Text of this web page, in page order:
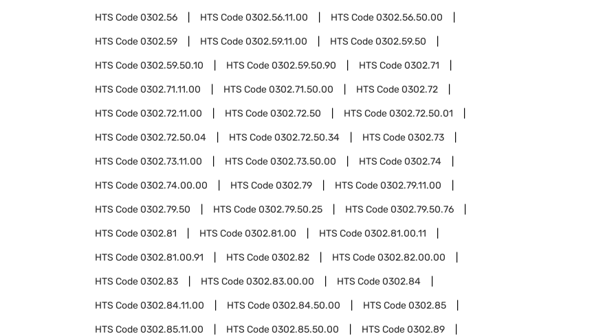
HTS Code0302.56 HTS Code0302.56.11.00 HTS Code0302.56.50.00
HTS Code0302.59 HTS Code0302.59.11.00 HTS Code0302.59.50
HTS Code0302.59.50.10 HTS Code0302.59.50.90 HTS Code0302.71
HTS Code0302.71.11.00 HTS Code0302.71.50.00 HTS Code0302.72
HTS Code0302.72.11.00 HTS Code0302.72.50 HTS Code0302.72.50.01
HTS Code0302.72.50.04 HTS Code0302.72.50.34 HTS Code0302.73
HTS Code0302.73.11.00 HTS Code0302.73.50.00 HTS Code0302.74
HTS Code0302.74.00.00 HTS Code0302.79 HTS Code0302.79.11.00
HTS Code0302.79.50 HTS Code0302.79.50.25 HTS Code0302.79.50.76
HTS Code0302.81 HTS Code0302.81.00 HTS Code0302.81.00.11
HTS Code0302.81.00.91 HTS Code0302.82 HTS Code0302.82.00.00
HTS Code0302.83 HTS Code0302.83.00.00 HTS Code0302.84
HTS Code0302.84.11.00 HTS Code0302.84.50.00 HTS Code0302.85
HTS Code0302.85.11.00 HTS Code0302.85.50.00 HTS Code0302.89